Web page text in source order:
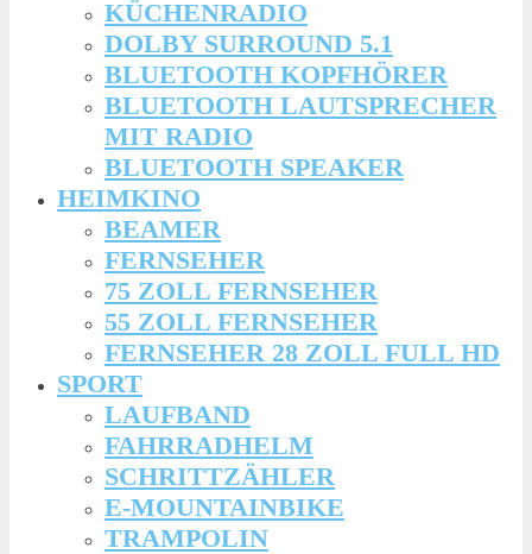
KÜCHENRADIO
DOLBY SURROUND 5.1
BLUETOOTH KOPFHÖRER
BLUETOOTH LAUTSPRECHER
MIT RADIO
BLUETOOTH SPEAKER
HEIMKINO
BEAMER
FERNSEHER
75 ZOLL FERNSEHER
55 ZOLL FERNSEHER
FERNSEHER 28 ZOLL FULL HD
SPORT
LAUFBAND
FAHRRADHELM
SCHRITTZÄHLER
E-MOUNTAINBIKE
TRAMPOLIN